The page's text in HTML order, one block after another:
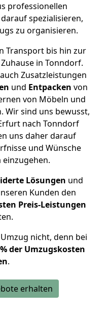
professionellen
spezialisieren,
zu organisieren.
Transport bis hin zur
in Tonndorf.
Zusatzleistungen
und Entpacken von
von Möbeln und
Wir sind uns bewusst,
nach Tonndorf
uns daher darauf
und Wünsche
Lösungen und
Kunden den
Preis-Leistungen
nicht, denn bei
der Umzugskosten
.
erhalten